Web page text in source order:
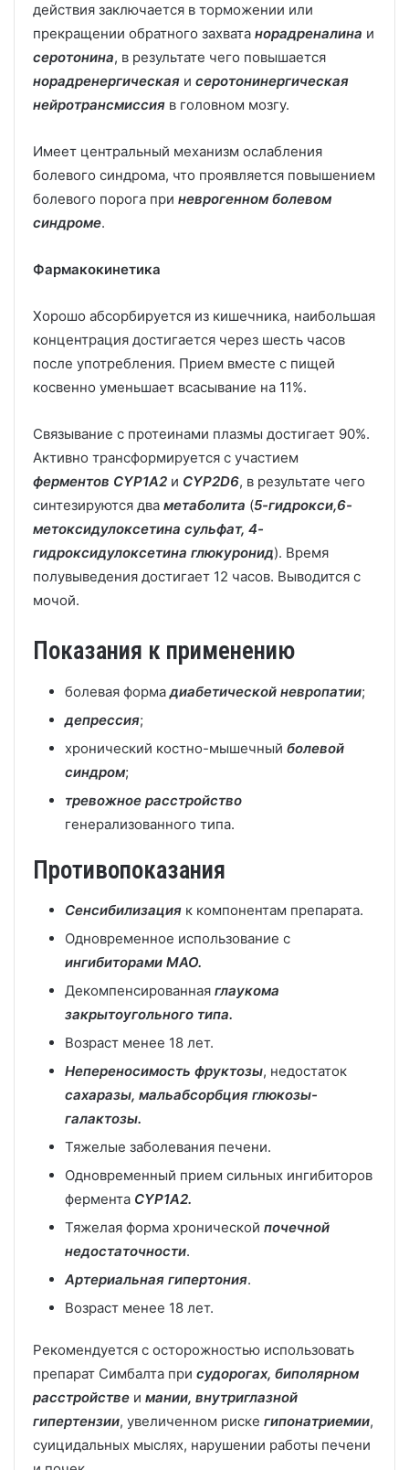
действия заключается в торможении или
прекращении обратного захвата норадреналина и
серотонина, в результате чего повышается
норадренергическая и серотонинергическая
нейротрансмиссия в головном мозгу.
Имеет центральный механизм ослабления
болевого синдрома, что проявляется повышением
болевого порога при неврогенном болевом
синдроме.
Фармакокинетика
Хорошо абсорбируется из кишечника, наибольшая
концентрация достигается через шесть часов
после употребления. Прием вместе с пищей
косвенно уменьшает всасывание на 11%.
Связывание с протеинами плазмы достигает 90%.
Активно трансформируется с участием
ферментов CYP1A2 и CYP2D6, в результате чего
синтезируются два метаболита (5-гидрокси,6-
метоксидулоксетина сульфат, 4-
гидроксидулоксетина глюкуронид). Время
полувыведения достигает 12 часов. Выводится с
мочой.
Показания к применению
болевая формадиабетической невропатии;
депрессия;
хронический костно-мышечный болевой
синдром;
тревожное расстройство
генерализованного типа.
Противопоказания
Сенсибилизация к компонентам препарата.
Одновременное использование с
ингибиторами МАО.
Декомпенсированная глаукома
закрытоугольного типа.
Возраст менее 18 лет.
Непереносимость фруктозы, недостаток
сахаразы, мальабсорбция глюкозы-
галактозы.
Тяжелые заболевания печени.
Одновременный прием сильных ингибиторов
фермента CYP1A2.
Тяжелая форма хронической почечной
недостаточности.
Артериальная гипертония.
Возраст менее 18 лет.
Рекомендуется с осторожностью использовать
препарат Симбалта при судорогах, биполярном
расстройстве и мании, внутриглазной
гипертензии, увеличенном риске гипонатриемии,
суицидальных мыслях, нарушении работы печени